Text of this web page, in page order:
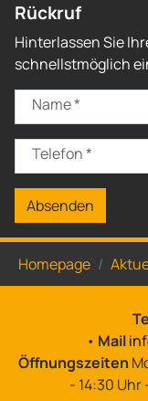
Rückruf
Hinterlassen Sie
schnellstmöglich
Name*
Telefon*
Absenden
Homepage
• Mail
Öffnungszeiten
- 14:30